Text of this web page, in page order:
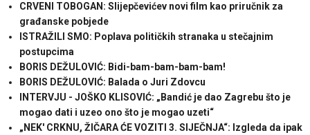
CRVENI TOBOGAN: Slijepčevićev novi film kao priručnik za
građanske pobjede
ISTRAŽILI SMO: Poplava političkih stranaka u stečajnim
postupcima
BORIS DEŽULOVIĆ: Bidi-bam-bam-bam-bam!
BORIS DEŽULOVIĆ: Balada o Juri Zdovcu
INTERVJU - JOŠKO KLISOVIĆ: „Bandić je dao Zagrebu što je
mogao dati i uzeo ono što je mogao uzeti“
„NEK' CRKNU, ŽIČARA ĆE VOZITI 3. SIJEČNJA“: Izgleda da ipak